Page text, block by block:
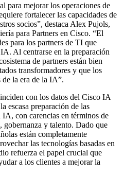
para mejorar los operaciones de
fortalecer las capacidades de
socios”, destaca Alex Pujols,
para Partners en Cisco. “El
para los partners de TI que
Al centrarse en la preparación
de partners están bien
transformadores y que los
de la era de la IA”.
con los datos del Cisco IA
escasa preparación de las
IA, con carencias en términos de
gobernanza y talento. Dado que
están completamente
las tecnologías basadas en
refuerza el papel crucial que
a los clientes a mejorar la